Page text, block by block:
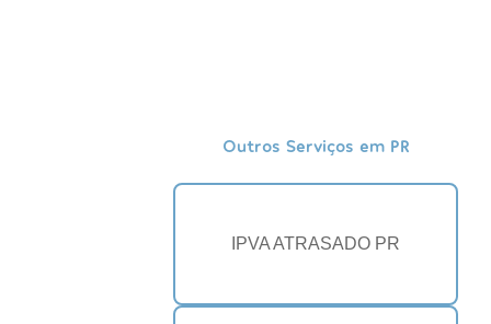
Outros Serviços em PR
IPVA ATRASADO PR